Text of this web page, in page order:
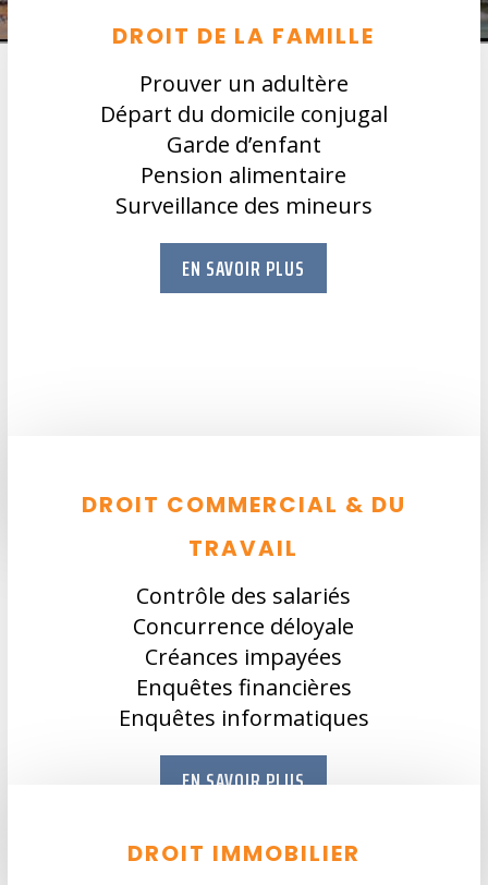
DROIT DE LA FAMILLE
Prouver un adultère
Départ du domicile conjugal
Garde d’enfant
Pension alimentaire
Surveillance des mineurs
EN SAVOIR PLUS
DROIT COMMERCIAL & DU
TRAVAIL
Contrôle des salariés
Concurrence déloyale
Créances impayées
Enquêtes financières
Enquêtes informatiques
EN SAVOIR PLUS
DROIT IMMOBILIER